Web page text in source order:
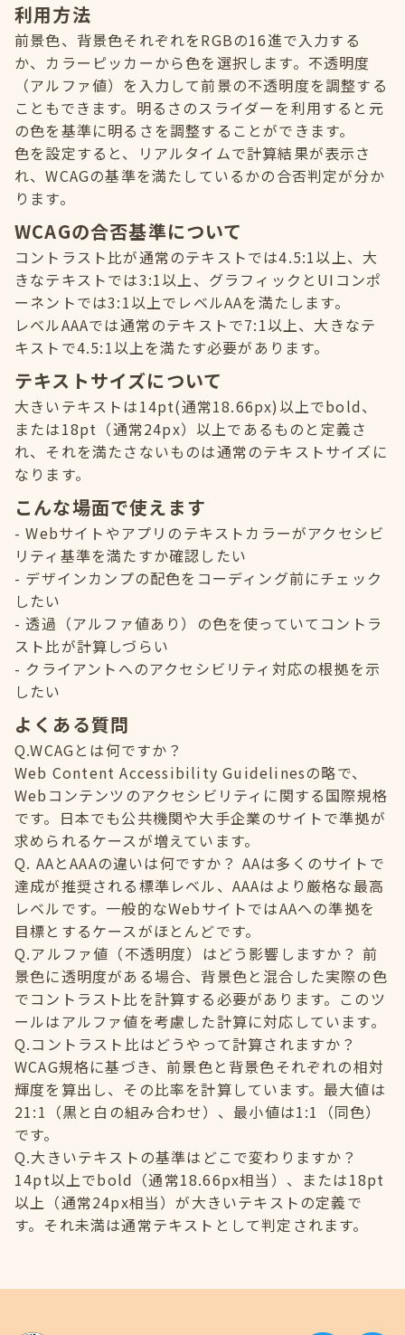
利用方法
前景色、背景色それぞれをRGBの16進で入力する
か、カラーピッカーから色を選択します。不透明度
（アルファ値）を入力して前景の不透明度を調整する
こともできます。明るさのスライダーを利用すると元
の色を基準に明るさを調整することができます。
色を設定すると、リアルタイムで計算結果が表示さ
れ、WCAGの基準を満たしているかの合否判定が分か
ります。
WCAGの合否基準について
コントラスト比が通常のテキストでは4.5:1以上、大
きなテキストでは3:1以上、グラフィックとUIコンポ
ーネントでは3:1以上でレベルAAを満たします。
レベルAAAでは通常のテキストで7:1以上、大きなテ
キストで4.5:1以上を満たす必要があります。
テキストサイズについて
大きいテキストは14pt(通常18.66px)以上でbold、
または18pt（通常24px）以上であるものと定義さ
れ、それを満たさないものは通常のテキストサイズに
なります。
こんな場面で使えます
Webサイトやアプリのテキストカラーがアクセシビ
リティ基準を満たすか確認したい
デザインカンプの配色をコーディング前にチェック
したい
透過（アルファ値あり）の色を使っていてコントラ
スト比が計算しづらい
クライアントへのアクセシビリティ対応の根拠を示
したい
よくある質問
Q.WCAGとは何ですか？
Web Content Accessibility Guidelinesの略で、
Webコンテンツのアクセシビリティに関する国際規格
です。日本でも公共機関や大手企業のサイトで準拠が
求められるケースが増えています。
Q. AAとAAAの違いは何ですか？ AAは多くのサイトで
達成が推奨される標準レベル、AAAはより厳格な最高
レベルです。一般的なWebサイトではAAへの準拠を
目標とするケースがほとんどです。
Q.アルファ値（不透明度）はどう影響しますか？ 前
景色に透明度がある場合、背景色と混合した実際の色
でコントラスト比を計算する必要があります。このツ
ールはアルファ値を考慮した計算に対応しています。
Q.コントラスト比はどうやって計算されますか？
WCAG規格に基づき、前景色と背景色それぞれの相対
輝度を算出し、その比率を計算しています。最大値は
21:1（黒と白の組み合わせ）、最小値は1:1（同色）
です。
Q.大きいテキストの基準はどこで変わりますか？
14pt以上でbold（通常18.66px相当）、または18pt
以上（通常24px相当）が大きいテキストの定義で
す。それ未満は通常テキストとして判定されます。